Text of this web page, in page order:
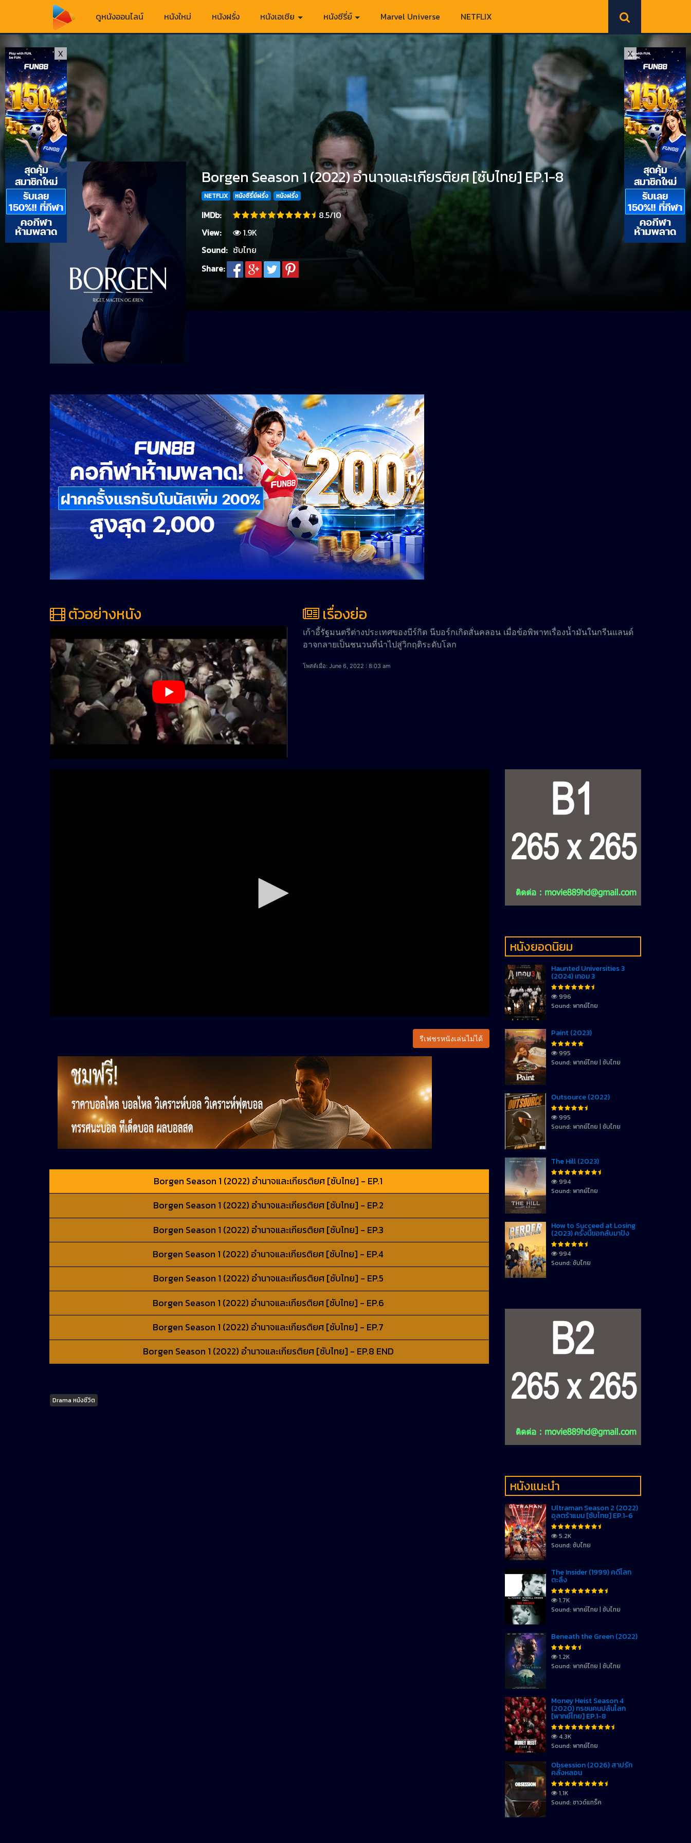
ดูหนังออนไลน์ หนังใหม่ หนังฝรั่ง หนังเอเชีย หนังซีรี่ย์ Marvel Universe NETFLIX
Borgen Season 1 (2022) อำนาจและเกียรติยศ [ซับไทย] EP.1-8
NETFLIX หนังซีรี่ย์ฝรั่ง หนังฝรั่ง
IMDb:
8.5/10
View:
1.9K
Sound: ซับไทย
Share:
ตัวอย่างหนัง เรื่องย่อ
เก้าอี้รัฐมนตรีต่างประเทศของบีร์กิต นีบอร์กเกิดสั่นคลอน เมื่อข้อพิพาทเรื่องน้ำมันในกรีนแลนด์
อาจกลายเป็นชนวนที่นำไปสู่วิกฤติระดับโลก
โพสต์เมื่อ: June 6, 2022 : 8:03 am
รีเฟชรหนังเล่นไม่ได้
Borgen Season 1 (2022) อำนาจและเกียรติยศ [ซับไทย] - EP.1
Borgen Season 1 (2022) อำนาจและเกียรติยศ [ซับไทย] - EP.2
Borgen Season 1 (2022) อำนาจและเกียรติยศ [ซับไทย] - EP.3
Borgen Season 1 (2022) อำนาจและเกียรติยศ [ซับไทย] - EP.4
Borgen Season 1 (2022) อำนาจและเกียรติยศ [ซับไทย] - EP.5
Borgen Season 1 (2022) อำนาจและเกียรติยศ [ซับไทย] - EP.6
Borgen Season 1 (2022) อำนาจและเกียรติยศ [ซับไทย] - EP.7
Borgen Season 1 (2022) อำนาจและเกียรติยศ [ซับไทย] - EP.8 END
Tags
Drama หนังชีวิต
หนังยอดนิยม
Haunted Universities 3
(2024) เทอม 3
996
Sound: พากย์ไทย
Paint (2023)
995
Sound: พากย์ไทย | ซับไทย
Outsource (2022)
995
Sound: พากย์ไทย | ซับไทย
The Hill (2023)
994
Sound: พากย์ไทย
How to Succeed at Losing
(2023) ครั้งนี้ขอกลับมาปัง
994
Sound: ซับไทย
หนังแนะนำ
Ultraman Season 2 (2022)
อุลตร้าแมน [ซับไทย] EP.1-6
5.2K
Sound: ซับไทย
The Insider (1999) คดีโลก
ตะลึง
1.7K
Sound: พากย์ไทย | ซับไทย
Beneath the Green (2022)
1.2K
Sound: พากย์ไทย | ซับไทย
Money Heist Season 4
(2020) ทรชนคนปล้นโลก
[พากย์ไทย] EP.1-8
4.3K
Sound: พากย์ไทย
Obsession (2026) สาปรัก
คลั่งหลอน
1.1K
Sound: ซาวด์แทร็ค
X X